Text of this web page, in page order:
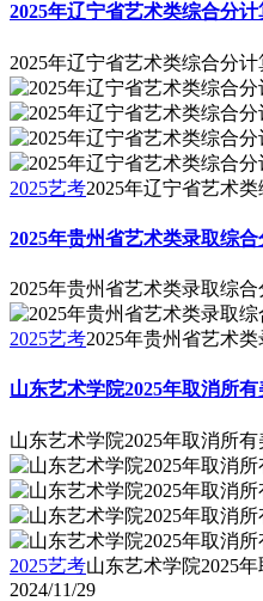
2025年辽宁省艺术类综合分
2025年辽宁省艺术类综合分
2025艺考2025年辽宁省艺术
2025年贵州省艺术类录取综
2025年贵州省艺术类录取综
2025艺考2025年贵州省艺术
山东艺术学院2025年取消所
山东艺术学院2025年取消所
2025艺考山东艺术学院2025
2024/11/29